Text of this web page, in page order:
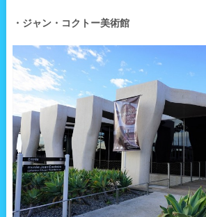
・ジャン・コクトー美術館